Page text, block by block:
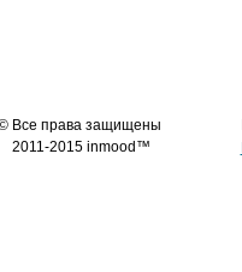
Все права защищены
2011-2015 inmood™